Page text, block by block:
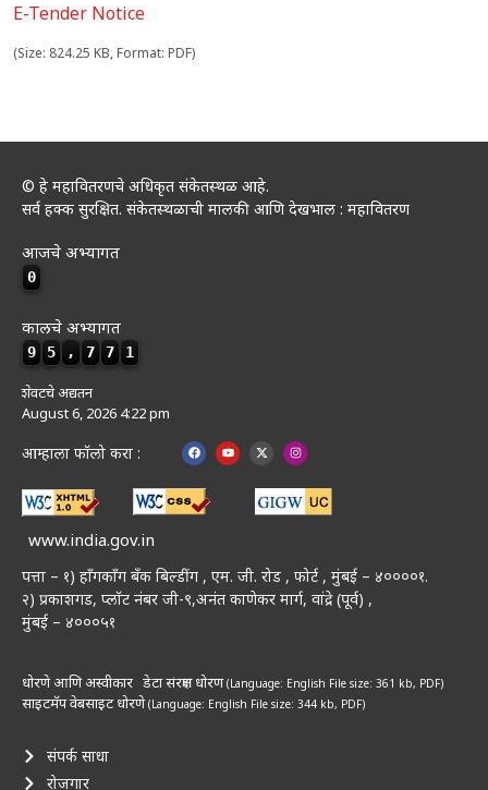
E-Tender Notice
(Size: 824.25 KB, Format: PDF)
© हे महावितरणचे अधिकृत संकेतस्थळ आहे.
सर्व हक्क सुरक्षित. संकेतस्थळाची मालकी आणि देखभाल : महावितरण
आजचे अभ्यागत
0
कालचे अभ्यागत
9 5 , 7 7 1
शेवटचे अद्यतन
August 6, 2026 4:22 pm
आम्हाला फॉलो करा :
www.india.gov.in
पत्ता – १) हॉंगकॉंग बँक बिल्डींग , एम. जी. रोड , फोर्ट , मुंबई – ४००००१.
२) प्रकाशगड, प्लॉट नंबर जी-९,अनंत काणेकर मार्ग, वांद्रे (पूर्व) ,
मुंबई – ४०००५१
धोरणे आणि अस्वीकार डेटा संरक्षण धोरण(Language: English File size: 361 kb, PDF)
साइटमॅपवेबसाइट धोरणे(Language: English File size: 344 kb, PDF)
संपर्क साधा
रोजगार